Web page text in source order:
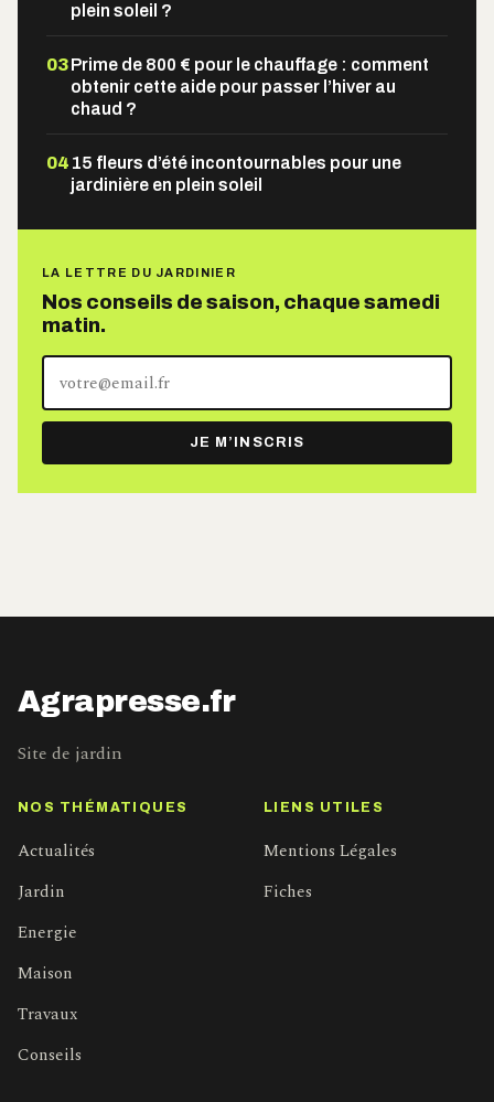
plein soleil ?
03Prime de 800 € pour le chauffage : comment
obtenir cette aide pour passer l’hiver au
chaud ?
04 15 fleurs d’été incontournables pour une
jardinière en plein soleil
LA LETTRE DU JARDINIER
Nos conseils de saison, chaque samedi
matin.
adresse
e-
mail
JE M’INSCRIS
Agrapresse.fr
Site de jardin
NOS THÉMATIQUES
Actualités
Jardin
Energie
Maison
Travaux
Conseils
LIENS UTILES
Mentions Légales
Fiches